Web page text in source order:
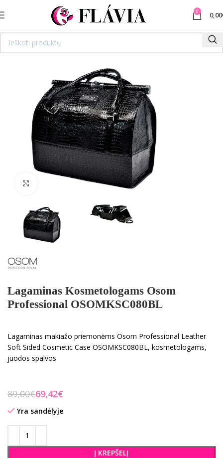
0 0,00
Spustelėkite norėdami padidinti
Lagaminas Kosmetologams Osom
Professional OSOMKSC080BL
Lagaminas makiažo priemonėms Osom Professional Leather
Soft Sided Cosmetic Case OSOMKSC080BL, kosmetologams,
juodos spalvos
89,00€69,42€
Yra sandėlyje
Į KREPŠELĮ